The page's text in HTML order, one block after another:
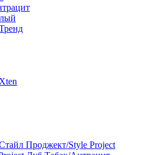
Проджект/Style Project